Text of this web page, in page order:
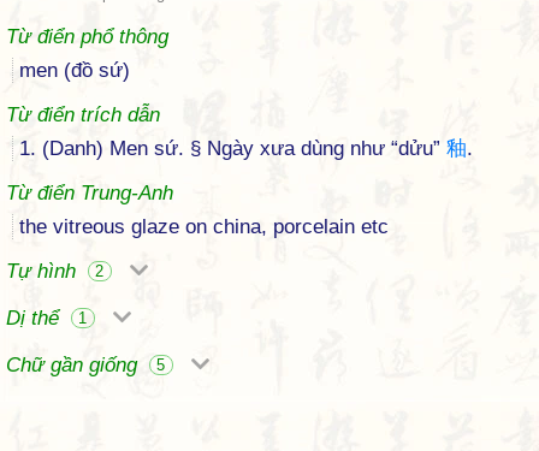
Từ điển phổ thông
men (đồ sứ)
Từ điển trích dẫn
1. (Danh) Men sứ. § Ngày xưa dùng như “dửu” 釉.
Từ điển Trung-Anh
the vitreous glaze on china, porcelain etc
Tự hình
2
Dị thể 1
Chữ gần giống 5